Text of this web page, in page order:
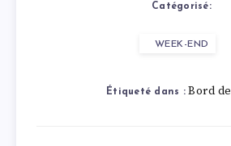
Catégorisé:
WEEK-END
Étiqueté dans : Bord